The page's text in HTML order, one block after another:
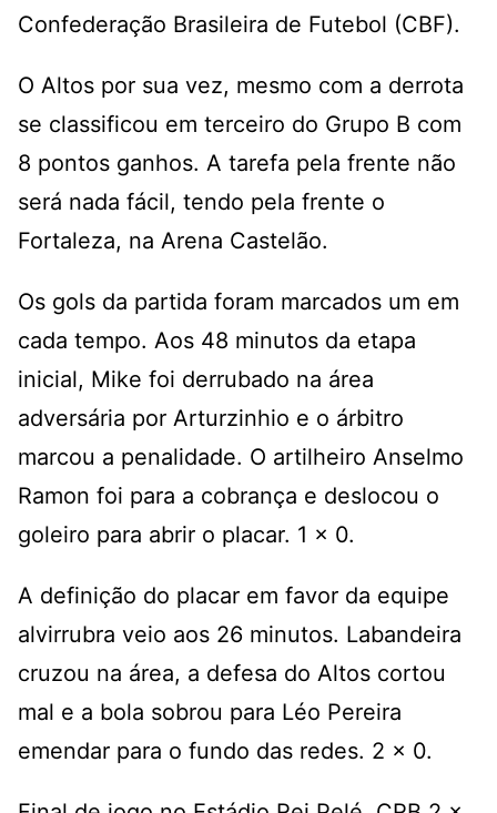
Confederação Brasileira de Futebol (CBF).
O Altos por sua vez, mesmo com a derrota
se classificou em terceiro do Grupo B com
8 pontos ganhos. A tarefa pela frente não
será nada fácil, tendo pela frente o
Fortaleza, na Arena Castelão.
Os gols da partida foram marcados um em
cada tempo. Aos 48 minutos da etapa
inicial, Mike foi derrubado na área
adversária por Arturzinhio e o árbitro
marcou a penalidade. O artilheiro Anselmo
Ramon foi para a cobrança e deslocou o
goleiro para abrir o placar. 1 x 0.
A definição do placar em favor da equipe
alvirrubra veio aos 26 minutos. Labandeira
cruzou na área, a defesa do Altos cortou
mal e a bola sobrou para Léo Pereira
emendar para o fundo das redes. 2 x 0.